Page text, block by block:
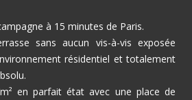
à 15 minutes de Paris.
sans aucun vis-à-vis exposée
résidentiel et totalement
en parfait état avec une place de